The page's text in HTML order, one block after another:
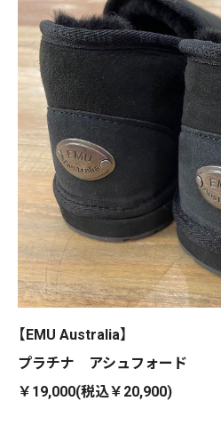
【EMU Australia】
プラチナ アシュフォード
￥19,000(税込￥20,900)